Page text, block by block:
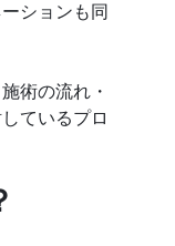
ションも同
術の流れ・
ているプロ